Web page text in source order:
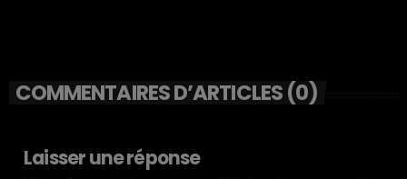
COMMENTAIRES D’ARTICLES (0)
Laisser une réponse